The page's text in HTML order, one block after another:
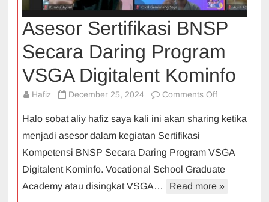
Asesor Sertifikasi BNSP
Secara Daring Program
VSGA Digitalent Kominfo
Hafiz December 25, 2024 Comments Offon
Sertifikasi
Secara
Daring
Program
Halo sobat aliy hafiz saya kali ini akan sharing ketika
menjadi asesor dalam kegiatan Sertifikasi
Kompetensi BNSP Secara Daring Program VSGA
Digitalent Kominfo. Vocational School Graduate
Academy atau disingkat VSGA…
Read more »